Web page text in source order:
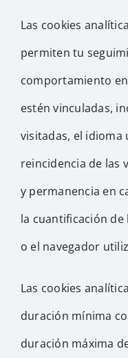
Las cookies
permiten tu
comportamiento
estén vinculadas,
visitadas, el idioma
reincidencia de las
y permanencia en
la cuantificación
o el navegador
Las cookies
duración mínima
duración máxima